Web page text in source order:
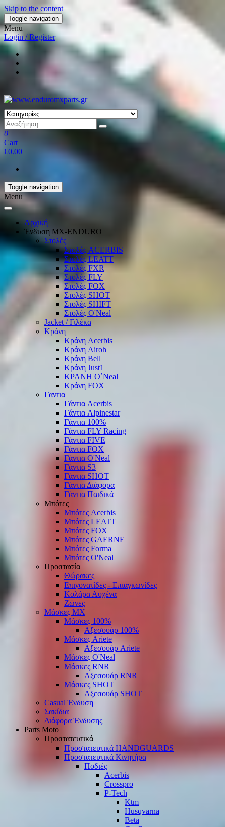
Skip to the content
Toggle navigation
Menu
Login / Register
0
Cart
€0.00
Toggle navigation
Menu
Αρχική
Ένδυση ΜΧ-ΕΝDURO
Στολές
Στολές ACERBIS
Στολές LEATT
Στολές FXR
Στολές FLY
Στολές FOX
Στολές SHOT
Στολές SHIFT
Στολές O'Neal
Jacket / Γιλέκα
Κράνη
Κράνη Acerbis
Κράνη Airoh
Κράνη Bell
Κράνη Just1
ΚΡΑΝΗ O΄Νeal
Κράνη FOX
Γαντια
Γάντια Acerbis
Γάντια Alpinestar
Γάντια 100%
Γάντια FLY Racing
Γάντια FIVE
Γάντια FOX
Γάντια O'Νeal
Γάντια S3
Γάντια SHOT
Γάντια Διάφορα
Γάντια Παιδικά
Μπότες
Μπότες Acerbis
Μπότες LEATT
Μπότες FOX
Μπότες GAERNE
Μπότες Forma
Μπότες O'Neal
Προστασία
Θώρακες
Επιγονατίδες - Επιαγκωνίδες
Κολάρα Αυχένα
Ζώνες
Μάσκες ΜΧ
Μάσκες 100%
Αξεσουάρ 100%
Μάσκες Ariete
Αξεσουάρ Ariete
Μάσκες O'Neal
Μάσκες RNR
Αξεσουάρ RNR
Μάσκες SHOT
Αξεσουάρ SHOT
Casual Ένδυση
Σακίδια
Διάφορα Ένδυσης
Parts Moto
Προστατευτικά
Προστατευτικά HANDGUARDS
Προστατευτικά Κινητήρα
Ποδιές
Acerbis
Crosspro
P-Tech
Ktm
Husqvarna
Beta